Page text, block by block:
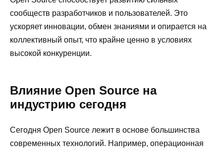
сообществ разработчиков и пользователей. Это
ускоряет инновации, обмен знаниями и опирается на
коллективный опыт, что крайне ценно в условиях
высокой конкуренции.
Влияние Open Source на
индустрию сегодня
Сегодня Open Source лежит в основе большинства
современных технологий. Например, операционная